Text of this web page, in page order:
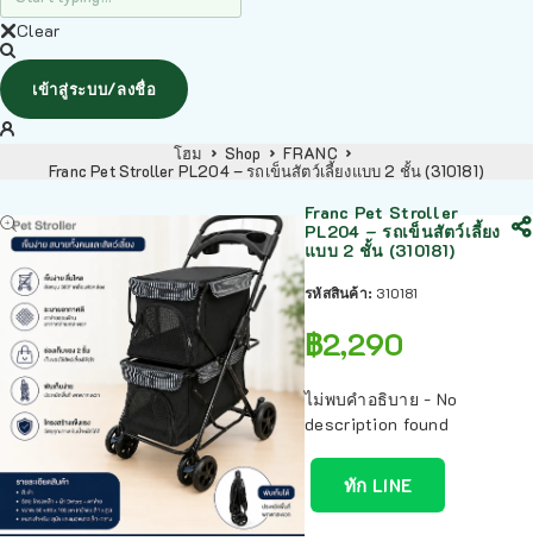
Clear
เข้าสู่ระบบ/ลงชื่อ
โฮม Shop
FRANC
Franc Pet Stroller PL204 – รถเข็นสัตว์เลี้ยงแบบ 2 ชั้น (310181)
Franc Pet Stroller
PL204 – รถเข็นสัตว์เลี้ยง
แบบ 2 ชั้น (310181)
รหัสสินค้า: 310181
฿2,290
ไม่พบคำอธิบาย - No
description found
ทัก LINE